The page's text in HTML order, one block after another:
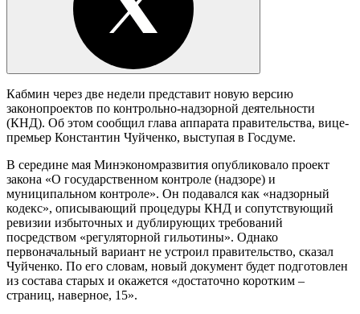
Кабмин через две недели представит новую версию
законопроектов по контрольно-надзорной деятельности
(КНД). Об этом сообщил глава аппарата правительства, вице-
премьер Константин Чуйченко, выступая в Госдуме.
В середине мая Минэкономразвития опубликовало проект
закона «О государственном контроле (надзоре) и
муниципальном контроле». Он подавался как «надзорный
кодекс», описывающий процедуры КНД и сопутствующий
ревизии избыточных и дублирующих требований
посредством «регуляторной гильотины». Однако
первоначальный вариант не устроил правительство, сказал
Чуйченко. По его словам, новый документ будет подготовлен
из состава старых и окажется «достаточно коротким –
страниц, наверное, 15».